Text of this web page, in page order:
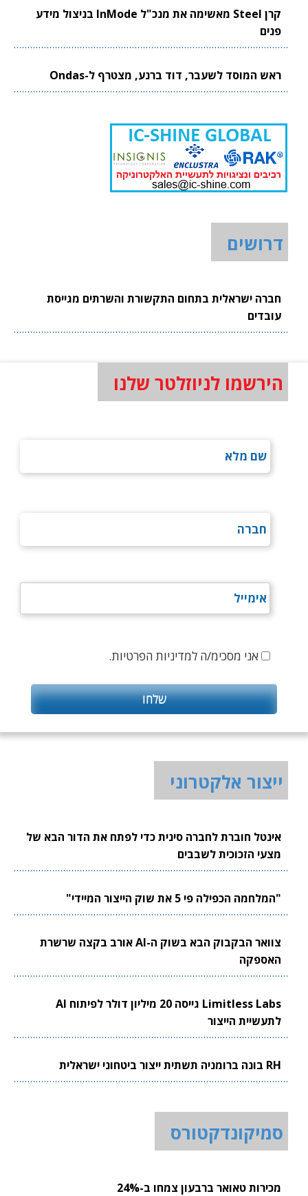
קרן Steel מאשימה את מנכ"ל InMode בניצול מידע
פנים
ראש המוסד לשעבר, דוד ברנע, מצטרף ל-Ondas
דרושים
חברה ישראלית בתחום התקשורת והשרתים מגייסת
עובדים
הירשמו לניוזלטר שלנו
אני מסכימ/ה למדיניות הפרטיות.
ייצור אלקטרוני
אינטל חוברת לחברה סינית כדי לפתח את הדור הבא של
מצעי הזכוכית לשבבים
"המלחמה הכפילה פי 5 את שוק הייצור המיידי"
צוואר הבקבוק הבא בשוק ה-AI אורב בקצה שרשרת
האספקה
Limitless Labs גייסה 20 מיליון דולר לפיתוח AI
לתעשיית הייצור
RH בונה ברומניה תשתית ייצור ביטחוני ישראלית
סמיקונדקטורס
מכירות טאואר ברבעון צמחו ב-24%